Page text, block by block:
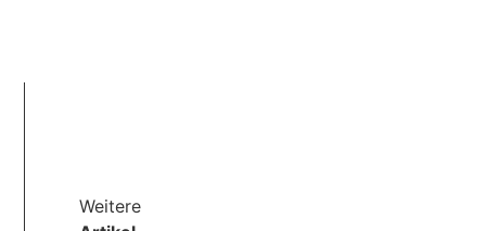
Weitere